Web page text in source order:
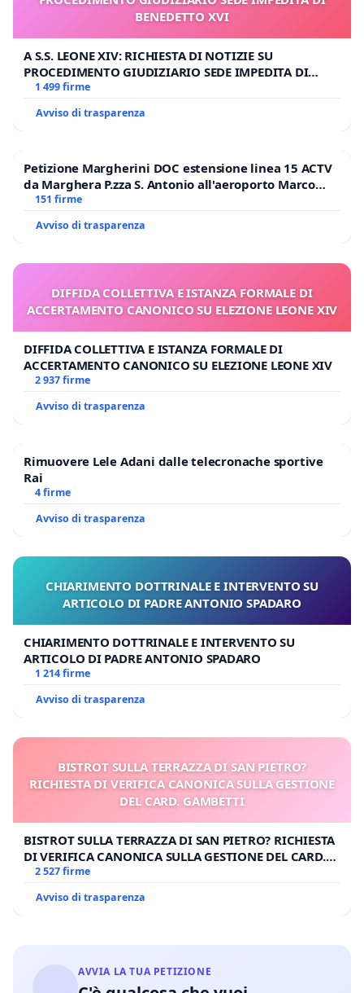
BENEDETTO XVI
A S.S. LEONE XIV: RICHIESTA DI NOTIZIE SU
PROCEDIMENTO GIUDIZIARIO SEDE IMPEDITA DI
BENEDETTO XVI
1 499 firme
Avviso di trasparenza
Petizione Margherini DOC estensione linea 15 ACTV
da Marghera P.zza S. Antonio all'aeroporto Marco
Polo tariffa a € 1,50
151 firme
Avviso di trasparenza
DIFFIDA COLLETTIVA E ISTANZA FORMALE DI
ACCERTAMENTO CANONICO SU ELEZIONE LEONE XIV
DIFFIDA COLLETTIVA E ISTANZA FORMALE DI
ACCERTAMENTO CANONICO SU ELEZIONE LEONE XIV
2 937 firme
Avviso di trasparenza
Rimuovere Lele Adani dalle telecronache sportive
Rai
4 firme
Avviso di trasparenza
CHIARIMENTO DOTTRINALE E INTERVENTO SU
ARTICOLO DI PADRE ANTONIO SPADARO
CHIARIMENTO DOTTRINALE E INTERVENTO SU
ARTICOLO DI PADRE ANTONIO SPADARO
1 214 firme
Avviso di trasparenza
BISTROT SULLA TERRAZZA DI SAN PIETRO?
RICHIESTA DI VERIFICA CANONICA SULLA GESTIONE
DEL CARD. GAMBETTI
BISTROT SULLA TERRAZZA DI SAN PIETRO? RICHIESTA
DI VERIFICA CANONICA SULLA GESTIONE DEL CARD.
GAMBETTI
2 527 firme
Avviso di trasparenza
AVVIA LA TUA PETIZIONE